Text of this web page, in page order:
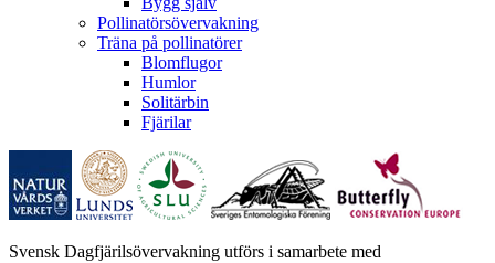
Pollinatörsövervakning
Träna på pollinatörer
Blomflugor
Humlor
Solitärbin
Fjärilar
Svensk Dagfjärilsövervakning utförs i samarbete med